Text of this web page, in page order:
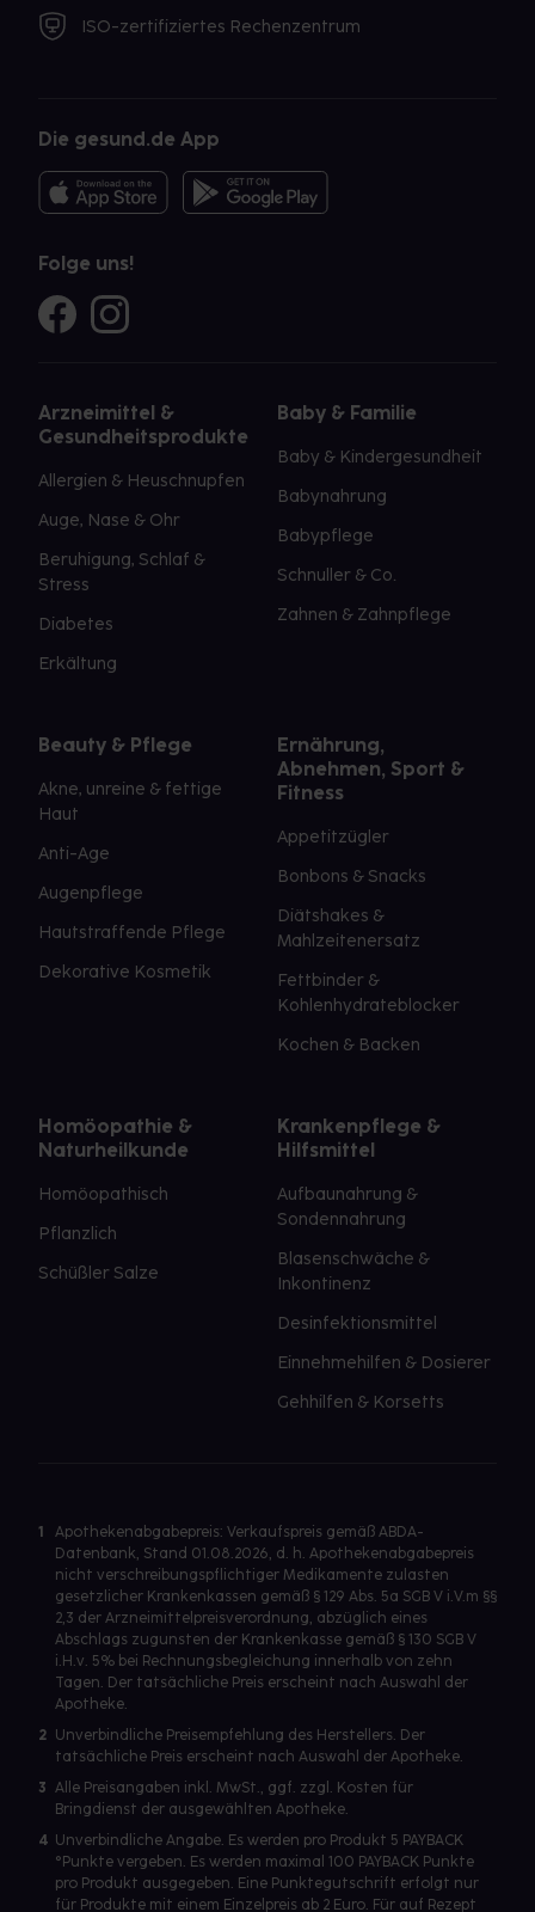
ISO-zertifiziertes Rechenzentrum
Die gesund.de App
Folge uns!
Arzneimittel &
Gesundheitsprodukte
Allergien & Heuschnupfen
Auge, Nase & Ohr
Beruhigung, Schlaf &
Stress
Diabetes
Erkältung
Baby & Familie
Baby & Kindergesundheit
Babynahrung
Babypflege
Schnuller & Co.
Zahnen & Zahnpflege
Beauty & Pflege
Akne, unreine & fettige
Haut
Anti-Age
Augenpflege
Hautstraffende Pflege
Dekorative Kosmetik
Ernährung,
Abnehmen, Sport &
Fitness
Appetitzügler
Bonbons & Snacks
Diätshakes &
Mahlzeitenersatz
Fettbinder &
Kohlenhydrateblocker
Kochen & Backen
Homöopathie &
Naturheilkunde
Homöopathisch
Pflanzlich
Schüßler Salze
Krankenpflege &
Hilfsmittel
Aufbaunahrung &
Sondennahrung
Blasenschwäche &
Inkontinenz
Desinfektionsmittel
Einnehmehilfen & Dosierer
Gehhilfen & Korsetts
1
Apothekenabgabepreis: Verkaufspreis gemäß ABDA-
Datenbank, Stand 01.08.2026, d. h. Apothekenabgabepreis
nicht verschreibungspflichtiger Medikamente zulasten
gesetzlicher Krankenkassen gemäß § 129 Abs. 5a SGB V i.V.m §§
2,3 der Arzneimittelpreisverordnung, abzüglich eines
Abschlags zugunsten der Krankenkasse gemäß § 130 SGB V
i.H.v. 5% bei Rechnungsbegleichung innerhalb von zehn
Tagen. Der tatsächliche Preis erscheint nach Auswahl der
Apotheke.
2 Unverbindliche Preisempfehlung des Herstellers. Der
tatsächliche Preis erscheint nach Auswahl der Apotheke.
3 Alle Preisangaben inkl. MwSt., ggf. zzgl. Kosten für
Bringdienst der ausgewählten Apotheke.
4 Unverbindliche Angabe. Es werden pro Produkt 5 PAYBACK
°Punkte vergeben. Es werden maximal 100 PAYBACK Punkte
pro Produkt ausgegeben. Eine Punktegutschrift erfolgt nur
für Produkte mit einem Einzelpreis ab 2 Euro. Für auf Rezept